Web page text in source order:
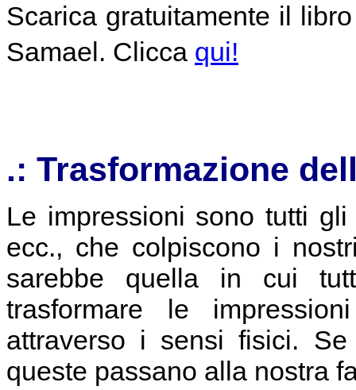
Scarica gratuitamente il
Samael. Clicca qui!
.: Trasformazione
Le impressioni sono tutti
ecc., che colpiscono i
sarebbe quella in cui
trasformare le
attraverso i sensi fisici.
queste passano alla nostra